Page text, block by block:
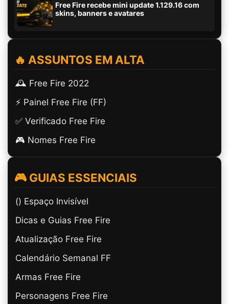
Free Fire recebe mini update 1.129.16 com
skins, banners e avatares
🔥 ASSUNTOS EM ALTA
🕰️ Free Fire 2022
⚡ Painel Free Fire (FF)
✅ Verificado Free Fire
🎮 Nomes Free Fire
🎮 GUIAS ESSENCIAIS
(ㅤ) Espaço Invisível
Dicas e Guias Free Fire
Atualização Free Fire
Calendário Semanal FF
Armas Free Fire
Personagens Free Fire